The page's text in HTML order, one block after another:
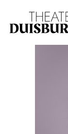
Zur
Zum Footer